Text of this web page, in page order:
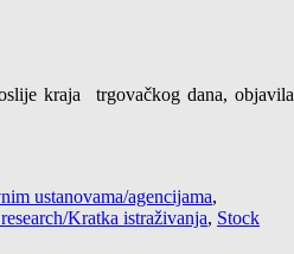
kraja trgovačkog dana, objavila
ustanovama/agencijama,
Kratka istraživanja, Stock